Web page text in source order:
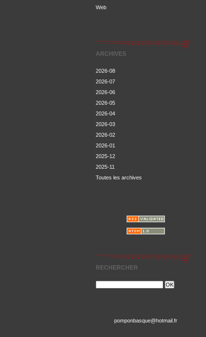
Web
ARCHIVES
2026-08
2026-07
2026-06
2026-05
2026-04
2026-03
2026-02
2026-01
2025-12
2025-11
Toutes les archives
RECHERCHER
pomponbasque@hotmail.fr